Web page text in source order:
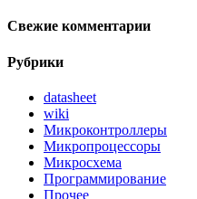
Свежие комментарии
Рубрики
datasheet
wiki
Микроконтроллеры
Микропроцессоры
Микросхема
Программирование
Прочее